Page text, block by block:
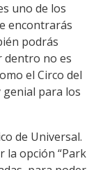
uno de los
encontrarás
podrás
dentro no es
el Circo del
genial para los
de Universal.
la opción “Park